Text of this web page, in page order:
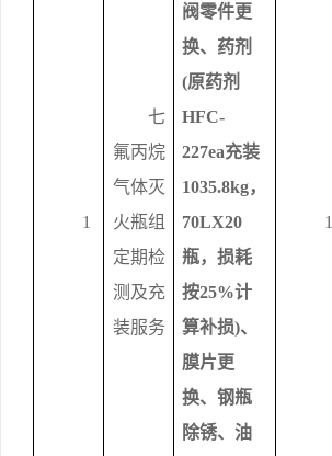
1
七
氟丙烷
气体灭
火瓶组
定期检
测 及充
装服务
阀零件更
换、药剂
(原药剂
HFC-
227ea充装
1035.8kg，
70LX20
瓶，损耗
按25%计
算补损)、
膜片更
换、钢瓶
除锈、油
1